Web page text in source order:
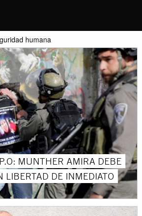
humana
MUNTHER AMIRA DEBE
LIBERTAD DE INMEDIATO